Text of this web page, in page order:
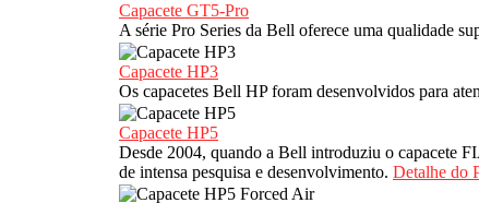
Capacete GT5-Pro
A série Pro Series da Bell oferece uma qualidade
Capacete HP3
Os capacetes Bell HP foram desenvolvidos para
Capacete HP5
Desde 2004, quando a Bell introduziu o capacete
de intensa pesquisa e desenvolvimento. Detalhe do